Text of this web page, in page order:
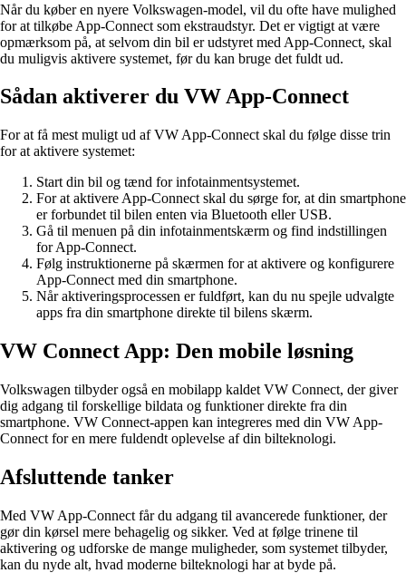
Når du køber en nyere Volkswagen-model, vil du ofte have mulighed
for at tilkøbe App-Connect som ekstraudstyr. Det er vigtigt at være
opmærksom på, at selvom din bil er udstyret med App-Connect, skal
du muligvis aktivere systemet, før du kan bruge det fuldt ud.
Sådan aktiverer du VW App-Connect
For at få mest muligt ud af VW App-Connect skal du følge disse trin
for at aktivere systemet:
Start din bil og tænd for infotainmentsystemet.
For at aktivere App-Connect skal du sørge for, at din smartphone
er forbundet til bilen enten via Bluetooth eller USB.
Gå til menuen på din infotainmentskærm og find indstillingen
for App-Connect.
Følg instruktionerne på skærmen for at aktivere og konfigurere
App-Connect med din smartphone.
Når aktiveringsprocessen er fuldført, kan du nu spejle udvalgte
apps fra din smartphone direkte til bilens skærm.
VW Connect App: Den mobile løsning
Volkswagen tilbyder også en mobilapp kaldet VW Connect, der giver
dig adgang til forskellige bildata og funktioner direkte fra din
smartphone. VW Connect-appen kan integreres med din VW App-
Connect for en mere fuldendt oplevelse af din bilteknologi.
Afsluttende tanker
Med VW App-Connect får du adgang til avancerede funktioner, der
gør din kørsel mere behagelig og sikker. Ved at følge trinene til
aktivering og udforske de mange muligheder, som systemet tilbyder,
kan du nyde alt, hvad moderne bilteknologi har at byde på.